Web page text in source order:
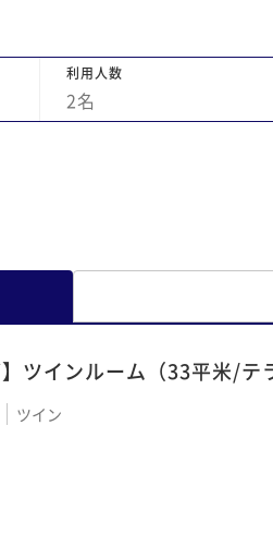
利用人数
2名
】ツインルーム（33平米/
ツイン